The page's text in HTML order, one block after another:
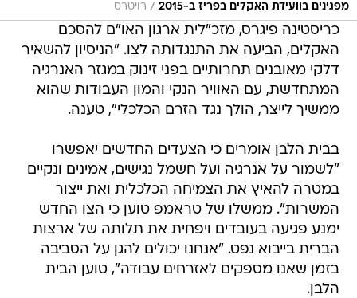
מפגינים בוועידת האקלים בפריז ב-2015 / רויטרס
כריסטינה פיגרס, מזכ"לית ארגון האו"ם להסכם
האקלים, הביעה את התנגדותה לצו. "הניסיון להשאיר
דלקי מאובנים תחרותיים בפני זינוק במגזר האנרגיה
המתחדשת, עם האוויר הנקי והמון העבודות שהוא
ממשיך לייצר, הולך נגד הזרם הכלכלי", טענה.
בבית הלבן אומרים כי הצעדים החדשים יאפשרו
"לשמור על אנרגיה ועל חשמל נגישים, אמינים ונקיים
במטרה להאיץ את הצמיחה הכלכלית ואת ייצור
המשרות". ממשלו של טראמפ טוען כי הצו החדש
ימנע פגיעה בעובדים ויפחית את תלותה של ארצות
הברית בייבוא נפט. "אנחנו יכולים להגן על הסביבה
בזמן שאנו מספקים לאזרחים עבודה", טוען הבית
הלבן.